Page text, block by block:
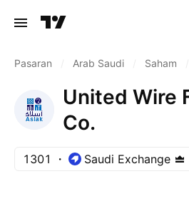
Pasaran Arab Saudi Saham
United Wire
Co.
1301 Saudi Exchange